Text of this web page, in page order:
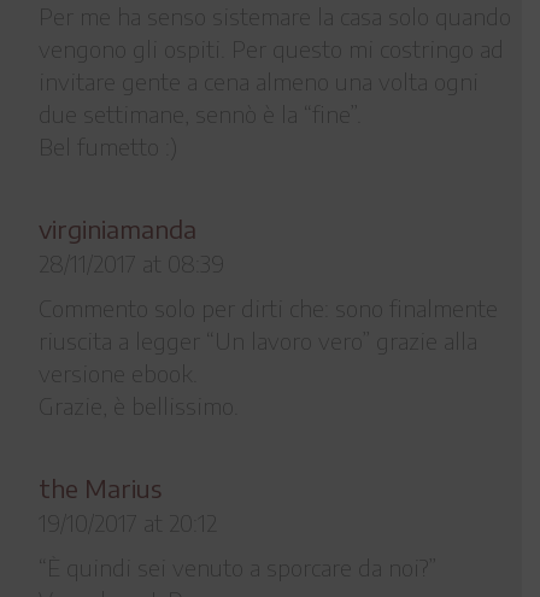
Per me ha senso sistemare la casa solo quando
vengono gli ospiti. Per questo mi costringo ad
invitare gente a cena almeno una volta ogni
due settimane, sennò è la “fine”.
Bel fumetto :)
virginiamanda
28/11/2017 at 08:39
Commento solo per dirti che: sono finalmente
riuscita a legger “Un lavoro vero” grazie alla
versione ebook.
Grazie, è bellissimo.
the Marius
19/10/2017 at 20:12
“È quindi sei venuto a sporcare da noi?”